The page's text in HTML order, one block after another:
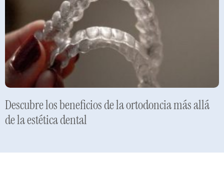
Descubre los beneficios de la ortodoncia más allá
de la estética dental